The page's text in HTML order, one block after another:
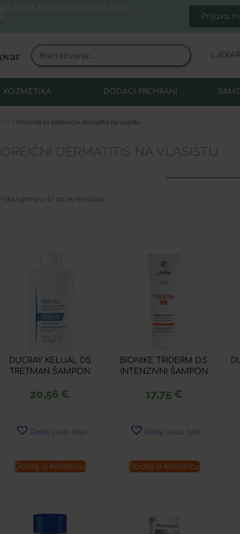
Prijava
KOZMETIKA DODACI PREHRANI
/ Proizvodi za seboreični dermatitis na vlasištu
DERMATITIS NA VLASIŠTU
Prikazujemo 1–12 od 25 rezultata
DUCRAY KELUAL DS
TRETMAN ŠAMPON
20,56 €
Dodaj u listu želja
Dodaj u košaricu
BIONIKE TRIDERM D.S.
INTENZIVNI ŠAMPON
17,75 €
Dodaj u listu želja
Dodaj u košaricu